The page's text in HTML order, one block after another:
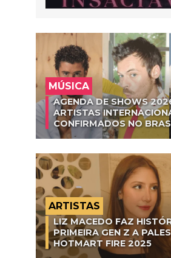
MÚSICA
AGENDA DE SHOWS
ARTISTAS
CONFIRMADOS NO
ARTISTAS
LIZ MACEDO FAZ
PRIMEIRA GEN Z A
HOTMART FIRE 2025